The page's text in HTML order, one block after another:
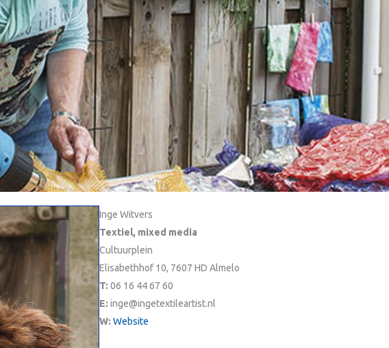
Inge Witvers
Textiel, mixed media
Cultuurplein
Elisabethhof 10, 7607 HD Almelo
T: 06 16 44 67 60
E: inge@ingetextileartist.nl
W: Website